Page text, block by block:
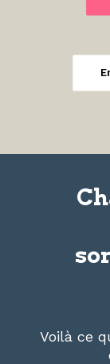
Voilà ce